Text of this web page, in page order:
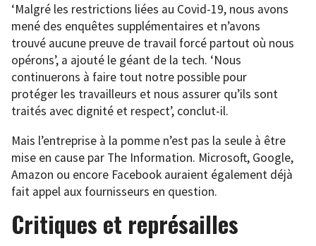
‘Malgré les restrictions liées au Covid-19, nous avons
mené des enquêtes supplémentaires et n’avons
trouvé aucune preuve de travail forcé partout où nous
opérons’, a ajouté le géant de la tech. ‘Nous
continuerons à faire tout notre possible pour
protéger les travailleurs et nous assurer qu’ils sont
traités avec dignité et respect’, conclut-il.
Mais l’entreprise à la pomme n’est pas la seule à être
mise en cause par The Information. Microsoft, Google,
Amazon ou encore Facebook auraient également déjà
fait appel aux fournisseurs en question.
Critiques et représailles